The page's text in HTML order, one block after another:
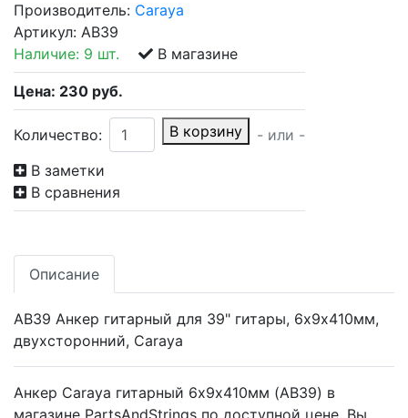
Производитель: Caraya
Артикул: AB39
Наличие: 9 шт. В магазине
Цена: 230 руб.
Количество: В корзину
- или -
В заметки
В сравнения
Описание
AB39 Анкер гитарный для 39" гитары, 6х9х410мм,
двухсторонний, Caraya
Анкер Caraya гитарный 6х9х410мм (AB39) в
магазине PartsAndStrings по доступной цене. Вы